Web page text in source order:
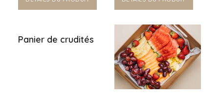
Panier de crudités